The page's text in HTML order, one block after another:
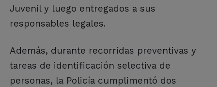
Juvenil y luego entregados a sus
responsables legales.
Además, durante recorridas preventivas y
tareas de identificación selectiva de
personas, la Policía cumplimentó dos